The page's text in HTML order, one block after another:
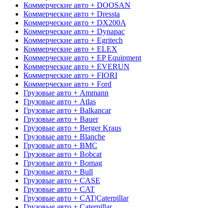
Коммерческие авто + DOOSAN
Коммерческие авто + Dressta
Коммерческие авто + DX200A
Коммерческие авто + Dynapac
Коммерческие авто + Egritech
Коммерческие авто + ELEX
Коммерческие авто + EP Equipment
Коммерческие авто + EVERUN
Коммерческие авто + FIORI
Коммерческие авто + Ford
Грузовые авто + Ammann
Грузовые авто + Atlas
Грузовые авто + Balkancar
Грузовые авто + Bauer
Грузовые авто + Berger Kraus
Грузовые авто + Blanche
Грузовые авто + BMC
Грузовые авто + Bobcat
Грузовые авто + Bomag
Грузовые авто + Bull
Грузовые авто + CASE
Грузовые авто + CAT
Грузовые авто + CAT|Caterpillar